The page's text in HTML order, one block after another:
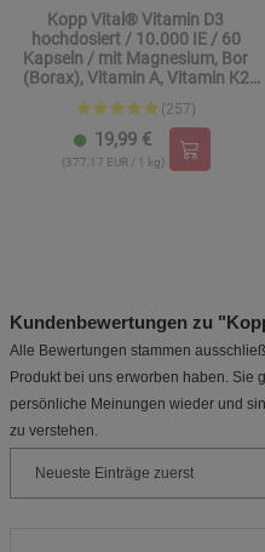
Kopp Vital® Vitamin D3
hochdosiert / 10.000 IE / 60
Kapseln / mit Magnesium, Bor
(Borax), Vitamin A, Vitamin K2
und Zink
(257)
19,99 €
(377,17 EUR / 1 kg)
Kundenbewertungen zu
Alle Bewertungen stammen
Produkt bei uns erworben haben. Sie
persönliche Meinungen wieder und
zu verstehen.